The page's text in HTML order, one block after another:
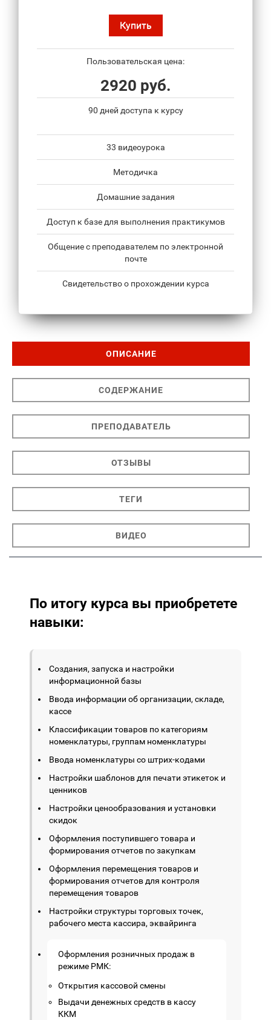
Купить
Пользовательская цена:
2920 руб.
90 дней доступа к курсу
33 видеоурока
Методичка
Домашние задания
Доступ к базе для выполнения практикумов
Общение с преподавателем по электронной
почте
Свидетельство о прохождении курса
ОПИСАНИЕ
СОДЕРЖАНИЕ
ПРЕПОДАВАТЕЛЬ
ОТЗЫВЫ
ТЕГИ
ВИДЕО
По итогу курса вы приобретете
навыки:
Создания, запуска и настройки
информационной базы
Ввода информации об организации, складе,
кассе
Классификации товаров по категориям
номенклатуры, группам номенклатуры
Ввода номенклатуры со штрих-кодами
Настройки шаблонов для печати этикеток и
ценников
Настройки ценообразования и установки
скидок
Оформления поступившего товара и
формирования отчетов по закупкам
Оформления перемещения товаров и
формирования отчетов для контроля
перемещения товаров
Настройки структуры торговых точек,
рабочего места кассира, эквайринга
Оформления розничных продаж в
режиме РМК:
Открытия кассовой смены
Выдачи денежных средств в кассу
ККМ